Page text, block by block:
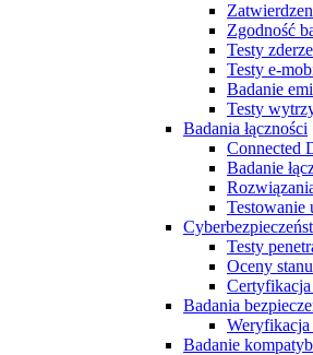
Zgodność
Testy
Testy e-
Badanie
Testy
Badania łączności
Connected
Badanie
Testowanie
Testy
Oceny
Certyfikacja
Badania
Weryfikacja
Badanie